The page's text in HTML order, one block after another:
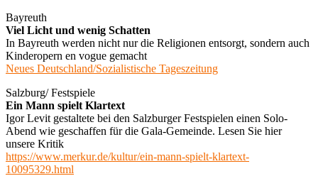
Bayreuth
Viel Licht und wenig Schatten
In Bayreuth werden nicht nur die Religionen entsorgt, sondern auch
Kinderopern en vogue gemacht
Neues Deutschland/Sozialistische Tageszeitung
Salzburg/ Festspiele
Ein Mann spielt Klartext
Igor Levit gestaltete bei den Salzburger Festspielen einen Solo-
Abend wie geschaffen für die Gala-Gemeinde. Lesen Sie hier
unsere Kritik
https://www.merkur.de/kultur/ein-mann-spielt-klartext-
10095329.html